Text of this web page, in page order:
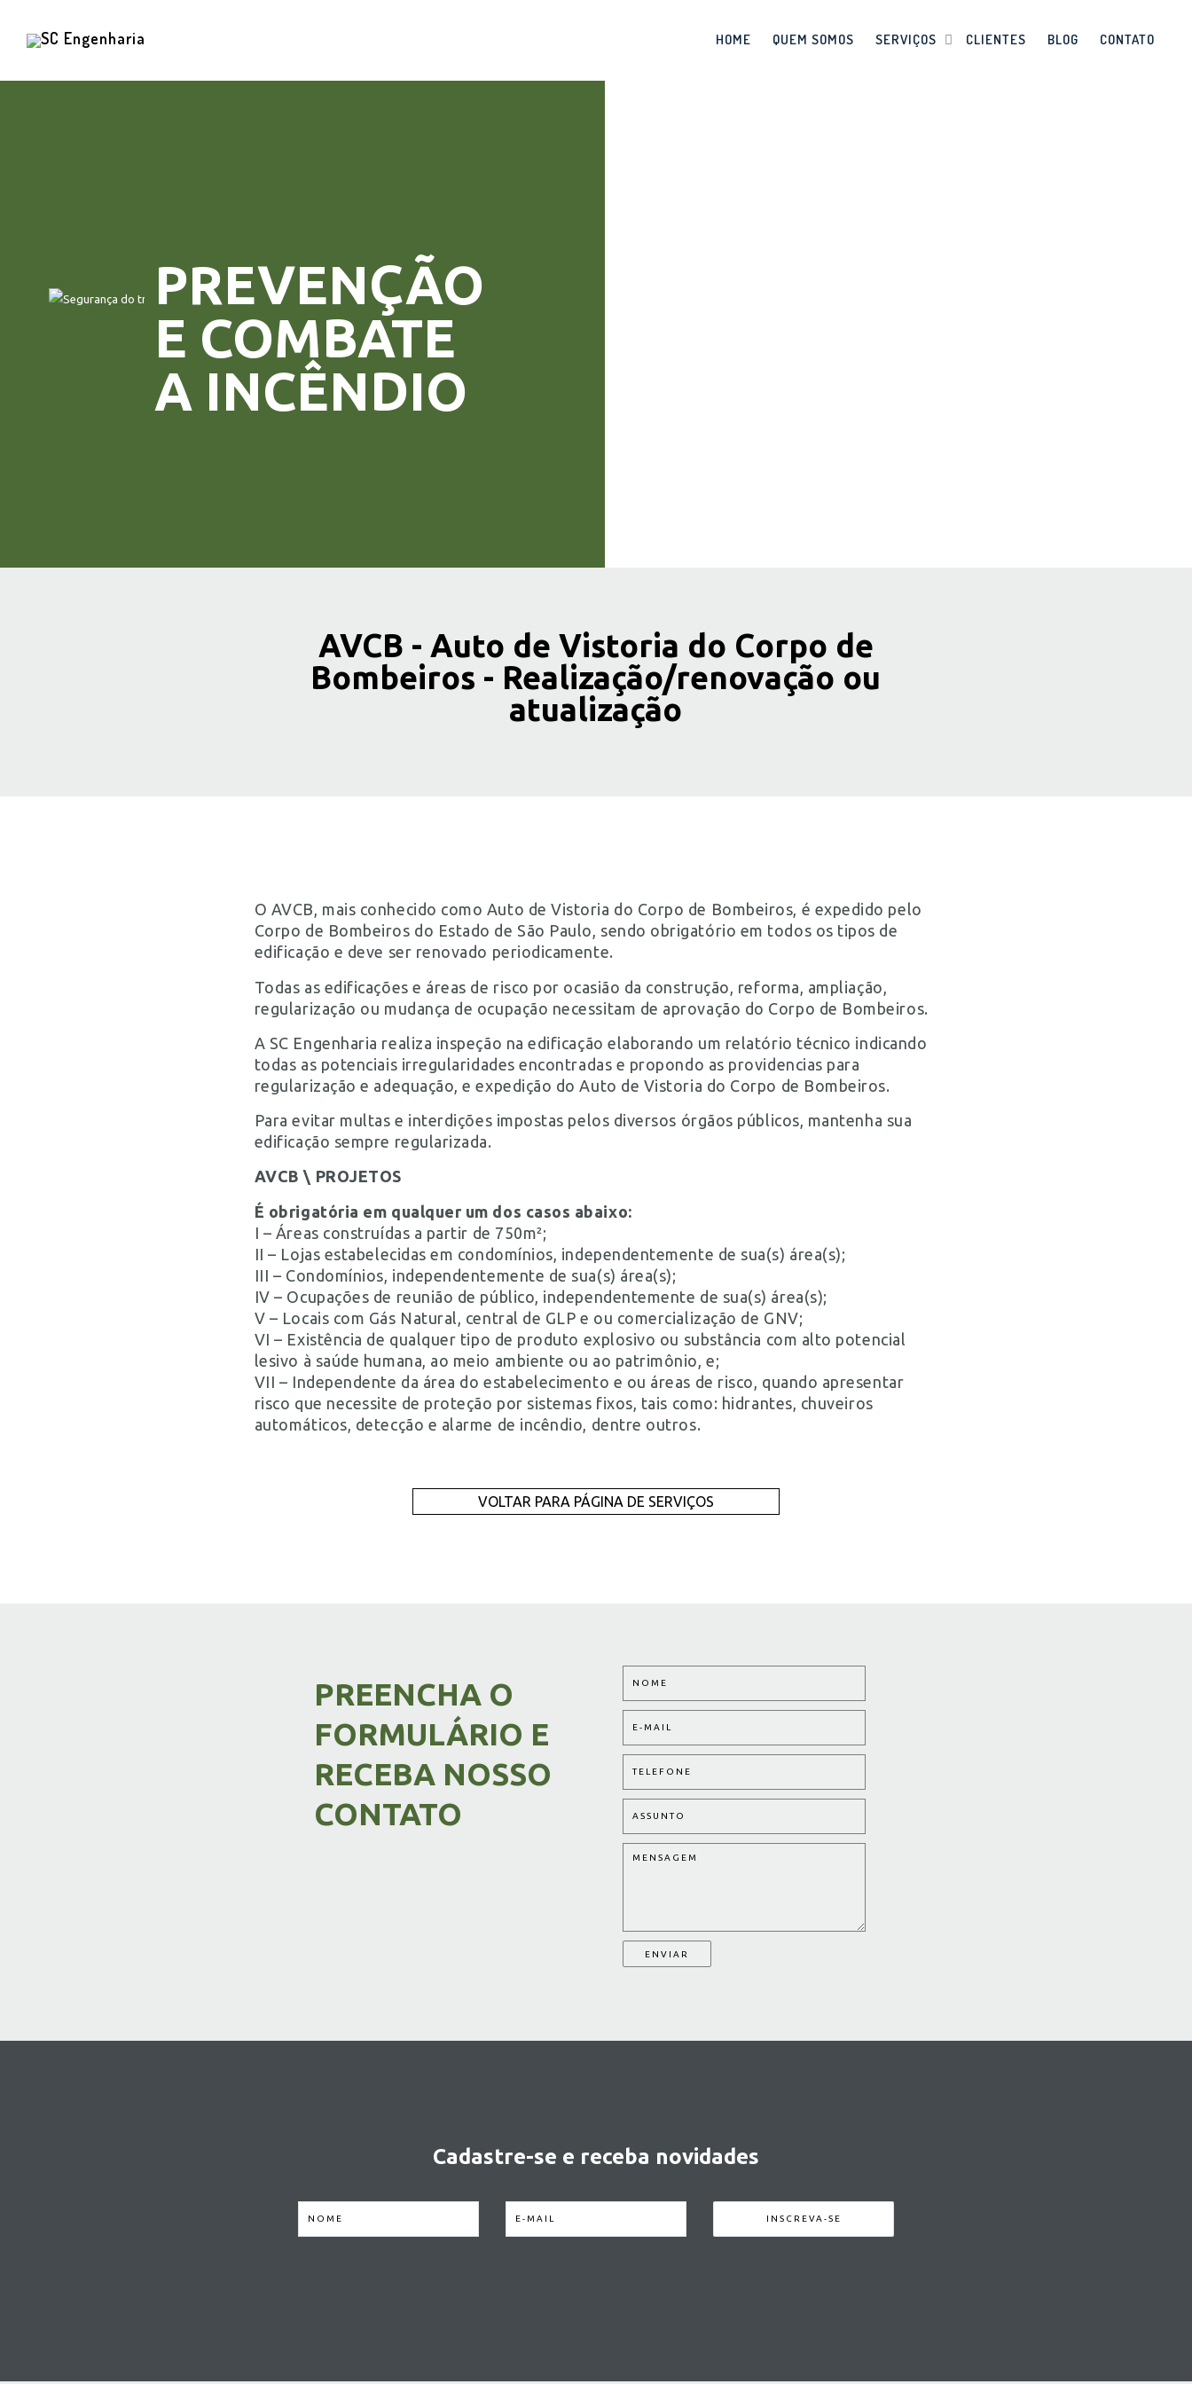
HOME QUEM SOMOS SERVIÇOS CLIENTES BLOG CONTATO
AVCB - Auto de Vistoria do Corpo de
Bombeiros - Realização/renovação ou
atualização
O AVCB, mais conhecido como Auto de Vistoria do Corpo de Bombeiros, é expedido pelo
Corpo de Bombeiros do Estado de São Paulo, sendo obrigatório em todos os tipos de
edificação e deve ser renovado periodicamente.
Todas as edificações e áreas de risco por ocasião da construção, reforma, ampliação,
regularização ou mudança de ocupação necessitam de aprovação do Corpo de Bombeiros.
A SC Engenharia realiza inspeção na edificação elaborando um relatório técnico indicando
todas as potenciais irregularidades encontradas e propondo as providencias para
regularização e adequação, e expedição do Auto de Vistoria do Corpo de Bombeiros.
Para evitar multas e interdições impostas pelos diversos órgãos públicos, mantenha sua
edificação sempre regularizada.
AVCB \ PROJETOS
É obrigatória em qualquer um dos casos abaixo:
I – Áreas construídas a partir de 750m²;
II – Lojas estabelecidas em condomínios, independentemente de sua(s) área(s);
III – Condomínios, independentemente de sua(s) área(s);
IV – Ocupações de reunião de público, independentemente de sua(s) área(s);
V – Locais com Gás Natural, central de GLP e ou comercialização de GNV;
VI – Existência de qualquer tipo de produto explosivo ou substância com alto potencial
lesivo à saúde humana, ao meio ambiente ou ao patrimônio, e;
VII – Independente da área do estabelecimento e ou áreas de risco, quando apresentar
risco que necessite de proteção por sistemas fixos, tais como: hidrantes, chuveiros
automáticos, detecção e alarme de incêndio, dentre outros.
VOLTAR PARA PÁGINA DE SERVIÇOS
PREENCHA O
FORMULÁRIO E
RECEBA NOSSO
CONTATO
Cadastre-se e receba novidades